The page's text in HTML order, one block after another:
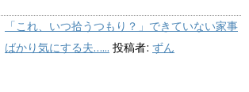
「これ、いつ拾うつもり？」できていない家事
ばかり気にする夫…... 投稿者: ずん